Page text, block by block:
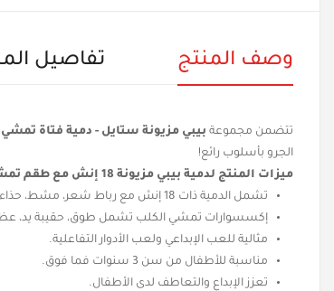
وصف المنتج تفاصيل
تتضمن مجموعة بيبي مزيونة ستايل - دمية فتاة تمشي
الجرو بأسلوب رائع!
ميزات المنتج لدمية بيبي مزيونة 18 إنش مع طقم تمشي الكلب:
تشمل الدمية ذات 18 إنش مع رباط شعر، مشط، حذاء بلاستيك، وسروال.
إكسسوارات تمشي الكلب تشمل طوق، حقيبة يد،
مثالية للعب الإبداعي ولعب الأدوار التفاعلية.
مناسبة للأطفال من سن 3 سنوات فما فوق.
تعزز الإبداع والتعاطف لدى الأطفال.